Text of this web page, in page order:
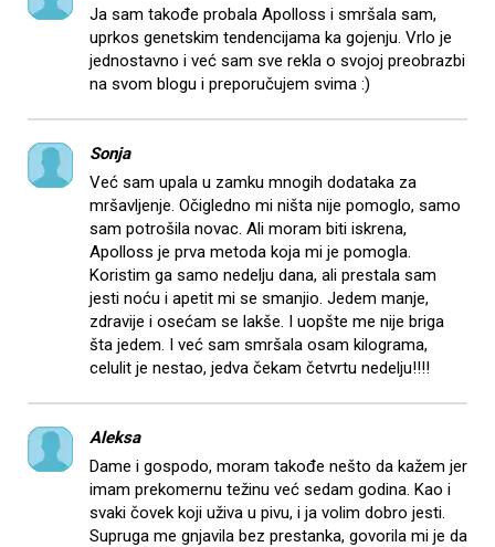
Ja sam takođe probala Apolloss i smršala sam,
uprkos genetskim tendencijama ka gojenju. Vrlo je
jednostavno i već sam sve rekla o svojoj preobrazbi
na svom blogu i preporučujem svima :)
Sonja
Već sam upala u zamku mnogih dodataka za
mršavljenje. Očigledno mi ništa nije pomoglo, samo
sam potrošila novac. Ali moram biti iskrena,
Apolloss je prva metoda koja mi je pomogla.
Koristim ga samo nedelju dana, ali prestala sam
jesti noću i apetit mi se smanjio. Jedem manje,
zdravije i osećam se lakše. I uopšte me nije briga
šta jedem. I već sam smršala osam kilograma,
celulit je nestao, jedva čekam četvrtu nedelju!!!!
Aleksa
Dame i gospodo, moram takođe nešto da kažem jer
imam prekomernu težinu već sedam godina. Kao i
svaki čovek koji uživa u pivu, i ja volim dobro jesti.
Supruga me gnjavila bez prestanka, govorila mi je da